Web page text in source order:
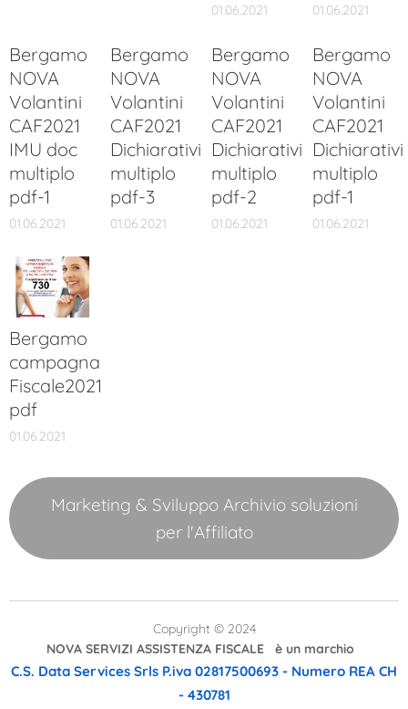
01.06.2021 01.06.2021
Bergamo
NOVA
Volantini
CAF2021
IMU doc
multiplo
pdf-1
01.06.2021
Bergamo
NOVA
Volantini
CAF2021
Dichiarativi
multiplo
pdf-3
01.06.2021
Bergamo
NOVA
Volantini
CAF2021
Dichiarativi
multiplo
pdf-2
01.06.2021
Bergamo
NOVA
Volantini
CAF2021
Dichiarativi
multiplo
pdf-1
01.06.2021
Bergamo
campagna
Fiscale2021
pdf
01.06.2021
Marketing & Sviluppo Archivio soluzioni
per l'Affiliato
Copyright © 2024
NOVA SERVIZI ASSISTENZA FISCALE è un marchio
C.S. Data Services Srls P.iva 02817500693 - Numero REA CH
- 430781